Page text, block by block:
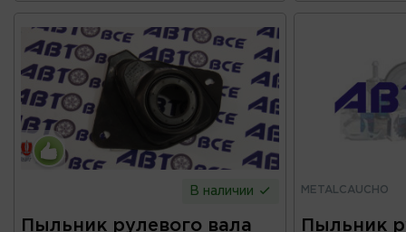
В наличии
Пыльник рулевого вала
METALCAUCHO
Пыльник